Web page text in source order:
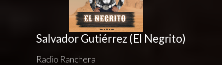
Salvador Gutiérrez (El Negrito)
Radio Ranchera